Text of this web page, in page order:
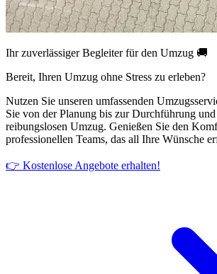
Ihr zuverlässiger Begleiter für den Umzug 🚚
Bereit, Ihren Umzug ohne Stress zu erleben?
Nutzen Sie unseren umfassenden
Sie von der Planung bis zur Durchführung
reibungslosen Umzug. Genießen Sie den
professionellen Teams, das all Ihre Wünsche
👉 Kostenlose Angebote erhalten!